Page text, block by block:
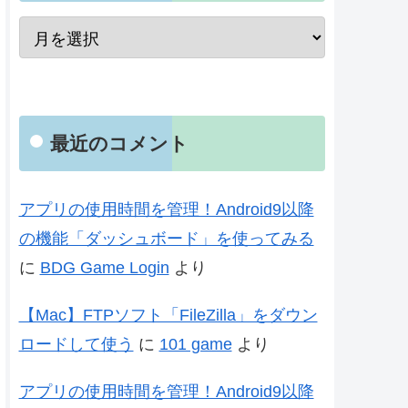
最近のコメント
アプリの使用時間を管理！Android9以降
の機能「ダッシュボード」を使ってみる
に BDG Game Login より
【Mac】FTPソフト「FileZilla」をダウン
ロードして使う に 101 gameより
アプリの使用時間を管理！Android9以降